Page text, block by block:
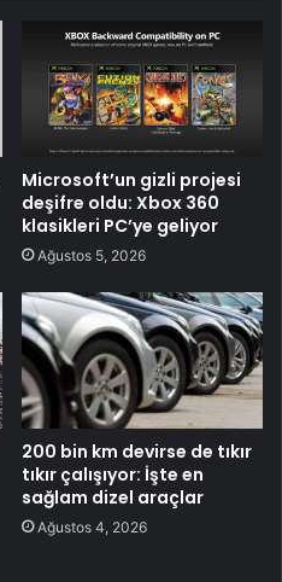
Microsoft’un gizli projesi
deşifre oldu: Xbox 360
klasikleri PC’ye geliyor
Ağustos 5, 2026
200 bin km devirse de tıkır
tıkır çalışıyor: İşte en
sağlam dizel araçlar
Ağustos 4, 2026